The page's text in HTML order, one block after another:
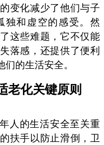
变化减少了他们与子
独和虚空的感受。然
这些难题，它不仅能
落感，还提供了便利
的生活安全。
老化关键原则
人的生活安全至关重
扶手以防止滑倒，卫